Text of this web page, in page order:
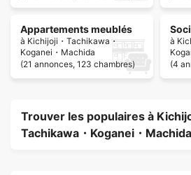
Appartements meublés
à Kichijoji・Tachikawa・
Koganei・Machida
(21 annonces, 123 chambres)
à
(4
Trouver les populaires à
Tachikawa・Koganei・